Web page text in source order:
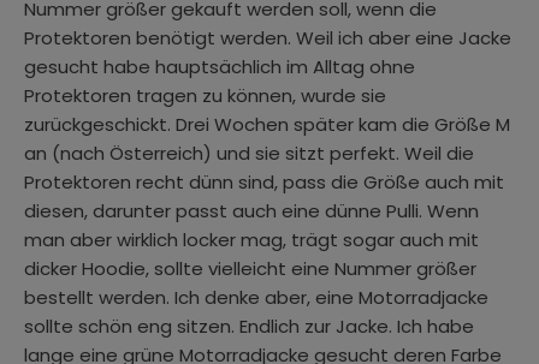
Nummer größer gekauft werden soll, wenn die
Protektoren benötigt werden. Weil ich aber eine Jacke
gesucht habe hauptsächlich im Alltag ohne
Protektoren tragen zu können, wurde sie
zurückgeschickt. Drei Wochen später kam die Größe M
an (nach Österreich) und sie sitzt perfekt. Weil die
Protektoren recht dünn sind, pass die Größe auch mit
diesen, darunter passt auch eine dünne Pulli. Wenn
man aber wirklich locker mag, trägt sogar auch mit
dicker Hoodie, sollte vielleicht eine Nummer größer
bestellt werden. Ich denke aber, eine Motorradjacke
sollte schön eng sitzen. Endlich zur Jacke. Ich habe
lange eine grüne Motorradjacke gesucht deren Farbe